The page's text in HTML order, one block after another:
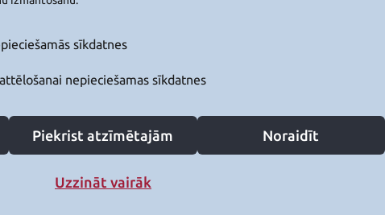
sīkdatnes
nepieciešamas sīkdatnes
Piekrist atzīmētajām Noraidīt
Uzzināt vairāk